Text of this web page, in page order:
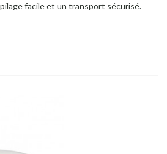
facile et un transport sécurisé.